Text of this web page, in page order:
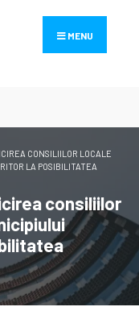
MENU
CONSILIILOR LOCALE
LA POSIBILITATEA
consiliilor